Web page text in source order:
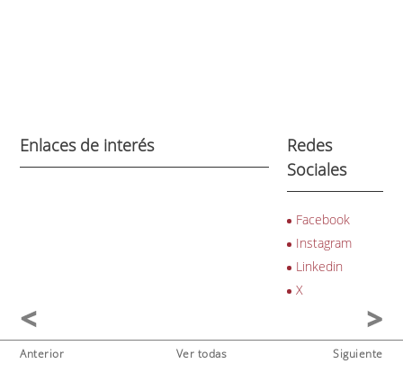
Enlaces de interés
Redes
Sociales
Facebook
Instagram
Linkedin
X
Anterior Ver todas Siguiente